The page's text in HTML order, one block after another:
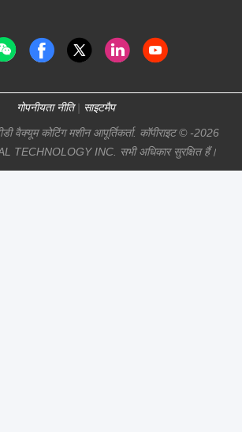
गोपनीयता नीति| साइटमैप
वैक्यूम कोटिंग मशीन आपूर्तिकर्ता. कॉपीराइट © -2026
TECHNOLOGY INC. सभी अधिकार सुरक्षित हैं।